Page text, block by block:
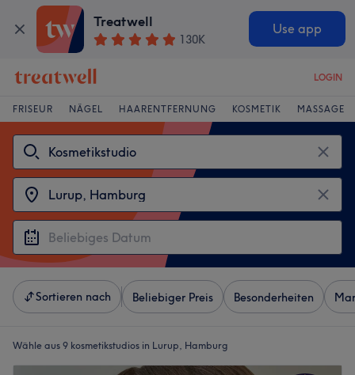
Treatwell
130K
Use app
LOGIN
FRISEUR NÄGEL HAARENTFERNUNG KOSMETIK MASSAGE
Sortieren nach Beliebiger Preis Besonderheiten
Wähle aus 9 kosmetikstudios in Lurup, Hamburg